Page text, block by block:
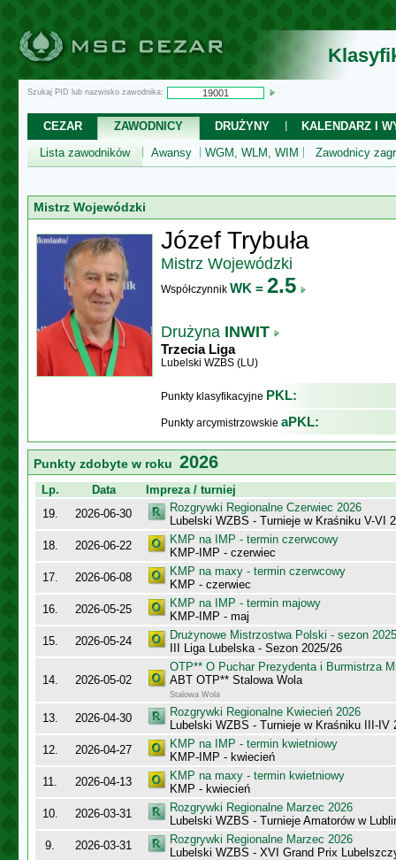
Szukaj PID lub nazwisko zawodnika:
CEZAR ZAWODNICY DRUŻYNY
KALENDARZ I
Lista zawodników
Awansy WGM, WLM, WIM Zawodnicy
Mistrz Wojewódzki
Józef Trybuła
Mistrz Wojewódzki
Współczynnik WK = 2.5
Drużyna INWIT
Trzecia Liga
Lubelski WZBS (LU)
Punkty klasyfikacyjne PKL:
Punkty arcymistrzowskie aPKL:
Punkty zdobyte w roku 2026
Lp. Data
Impreza / turniej
19.
2026-06-30
Rozgrywki Regionalne Czerwiec 2026
Lubelski WZBS - Turnieje w Kraśniku V-VI
18.
2026-06-22
KMP na IMP - termin czerwcowy
KMP-IMP - czerwiec
17.
2026-06-08
KMP na maxy - termin czerwcowy
KMP - czerwiec
16.
2026-05-25
KMP na IMP - termin majowy
KMP-IMP - maj
15.
2026-05-24
Drużynowe Mistrzostwa Polski - sezon
III Liga Lubelska - Sezon 2025/26
14. 2026-05-02
OTP** O Puchar Prezydenta i Burmistrza
ABT OTP** Stalowa Wola
Stalowa Wola
13. 2026-04-30
Rozgrywki Regionalne Kwiecień 2026
Lubelski WZBS - Turnieje w Kraśniku III-IV
12.
2026-04-27
KMP na IMP - termin kwietniowy
KMP-IMP - kwiecień
11.
2026-04-13
KMP na maxy - termin kwietniowy
KMP - kwiecień
10.
2026-03-31
Rozgrywki Regionalne Marzec 2026
Lubelski WZBS - Turnieje Amatorów w
9.
2026-03-31
Rozgrywki Regionalne Marzec 2026
Lubelski WZBS - XVI Grand Prix